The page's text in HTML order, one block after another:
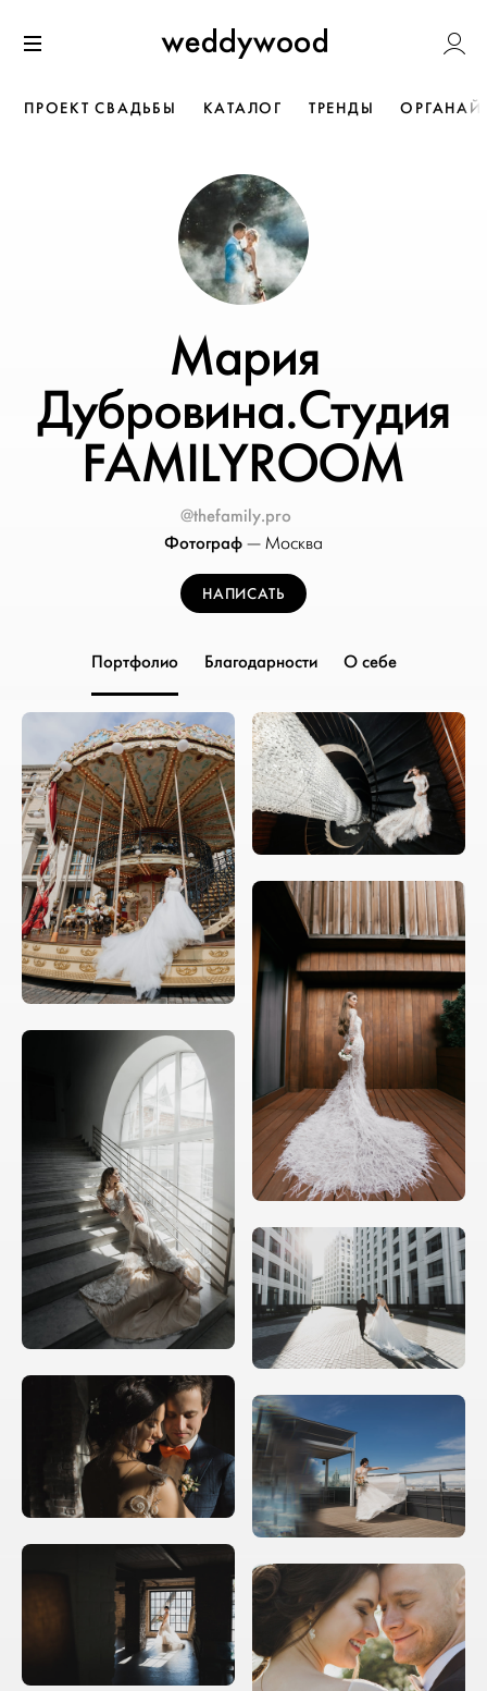
к содержанию
Weddywood
ПРОЕКТ СВАДЬБЫ КАТАЛОГ ТРЕНДЫ
Мария
Дубровина.Студия
FAMILYROOM
@thefamily.pro
Фотограф — Москва
НАПИСАТЬ
Портфолио Благодарности О себе